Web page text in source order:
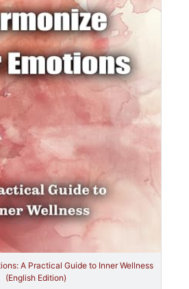
A Practical Guide to Inner Wellness
(English Edition)